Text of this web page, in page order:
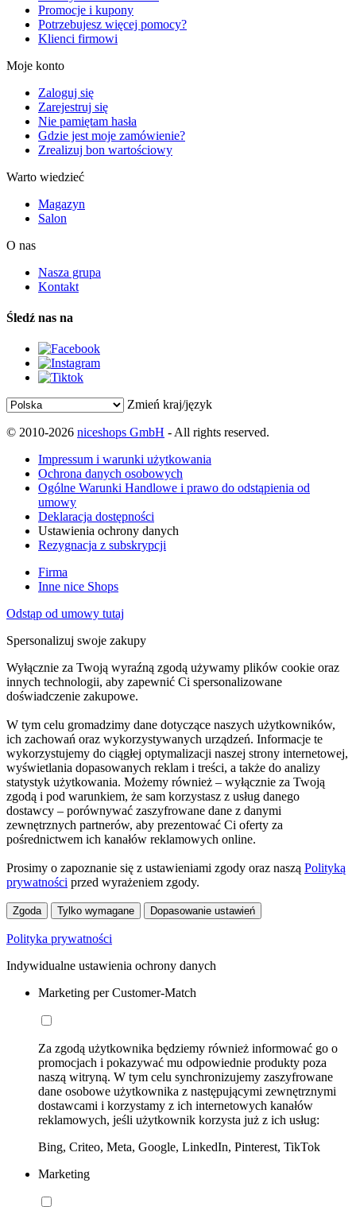
Promocje i kupony
Potrzebujesz więcej pomocy?
Klienci firmowi
Moje konto
Zaloguj się
Zarejestruj się
Nie pamiętam hasła
Gdzie jest moje zamówienie?
Zrealizuj bon wartościowy
Warto wiedzieć
Magazyn
Salon
O nas
Nasza grupa
Kontakt
Śledź nas na
Zmień kraj/język
© 2010-2026 niceshops GmbH - All rights reserved.
Impressum i warunki użytkowania
Ochrona danych osobowych
Ogólne Warunki Handlowe i prawo do odstąpienia od
umowy
Deklaracja dostępności
Ustawienia ochrony danych
Rezygnacja z subskrypcji
Firma
Inne nice Shops
Odstąp od umowy tutaj
Spersonalizuj swoje zakupy
Wyłącznie za Twoją wyraźną zgodą używamy plików cookie oraz
innych technologii, aby zapewnić Ci spersonalizowane
doświadczenie zakupowe.
W tym celu gromadzimy dane dotyczące naszych użytkowników,
ich zachowań oraz wykorzystywanych urządzeń. Informacje te
wykorzystujemy do ciągłej optymalizacji naszej strony internetowej,
wyświetlania dopasowanych reklam i treści, a także do analizy
statystyk użytkowania. Możemy również – wyłącznie za Twoją
zgodą i pod warunkiem, że sam korzystasz z usług danego
dostawcy – porównywać zaszyfrowane dane z danymi
zewnętrznych partnerów, aby prezentować Ci oferty za
pośrednictwem ich kanałów reklamowych online.
Prosimy o zapoznanie się z ustawieniami zgody oraz naszą Polityką
prywatności przed wyrażeniem zgody.
Zgoda Tylko wymagane Dopasowanie ustawień
Polityka prywatności
Indywidualne ustawienia ochrony danych
Marketing per Customer-Match
Za zgodą użytkownika będziemy również informować go o
promocjach i pokazywać mu odpowiednie produkty poza
naszą witryną. W tym celu synchronizujemy zaszyfrowane
dane osobowe użytkownika z następującymi zewnętrznymi
dostawcami i korzystamy z ich internetowych kanałów
reklamowych, jeśli użytkownik korzysta już z ich usług:
Bing, Criteo, Meta, Google, LinkedIn, Pinterest, TikTok
Marketing